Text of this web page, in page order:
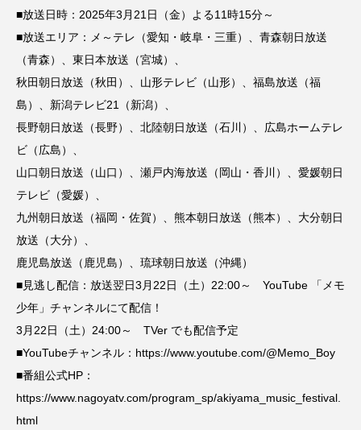
■放送日時：2025年3月21日（金）よる11時15分～
■放送エリア：メ～テレ（愛知・岐阜・三重）、青森朝日放送
（青森）、東日本放送（宮城）、
秋田朝日放送（秋田）、山形テレビ（山形）、福島放送（福
島）、新潟テレビ21（新潟）、
長野朝日放送（長野）、北陸朝日放送（石川）、広島ホームテレ
ビ（広島）、
山口朝日放送（山口）、瀬戸内海放送（岡山・香川）、愛媛朝日
テレビ（愛媛）、
九州朝日放送（福岡・佐賀）、熊本朝日放送（熊本）、大分朝日
放送（大分）、
鹿児島放送（鹿児島）、琉球朝日放送（沖縄）
■見逃し配信：放送翌日3月22日（土）22:00～ YouTube 「メモ
少年」チャンネルにて配信！
3月22日（土）24:00～ TVer でも配信予定
■YouTubeチャンネル：https://www.youtube.com/@Memo_Boy
■番組公式HP：
https://www.nagoyatv.com/program_sp/akiyama_music_festival.
html